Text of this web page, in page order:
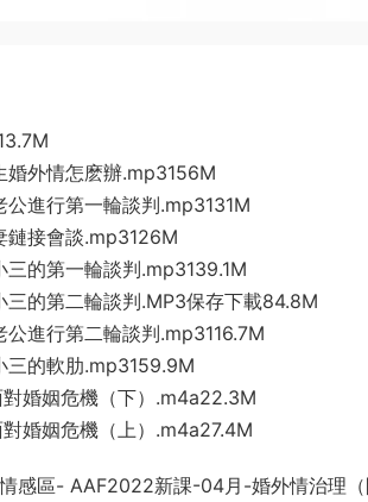
婚外情怎麽辦.mp3156M
公進行第一輪談判.mp3131M
鏈接會談.mp3126M
三的第一輪談判.mp3139.1M
三的第二輪談判.MP3保存下載84.8M
公進行第二輪談判.mp3116.7M
三的軟肋.mp3159.9M
婚姻危機（下）.m4a22.3M
婚姻危機（上）.m4a27.4M
情感區- AAF2022新課-04月-婚外情治理（